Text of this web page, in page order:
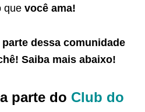
que você ama!
dessa comunidade
! Saiba mais abaixo!
parte do Club do